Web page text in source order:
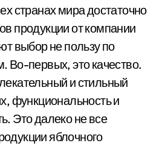
странах мира достаточно
продукции от компании
выбор не пользу по
Во-первых, это качество.
и стильный
функциональность и
Это далеко не все
яблочного